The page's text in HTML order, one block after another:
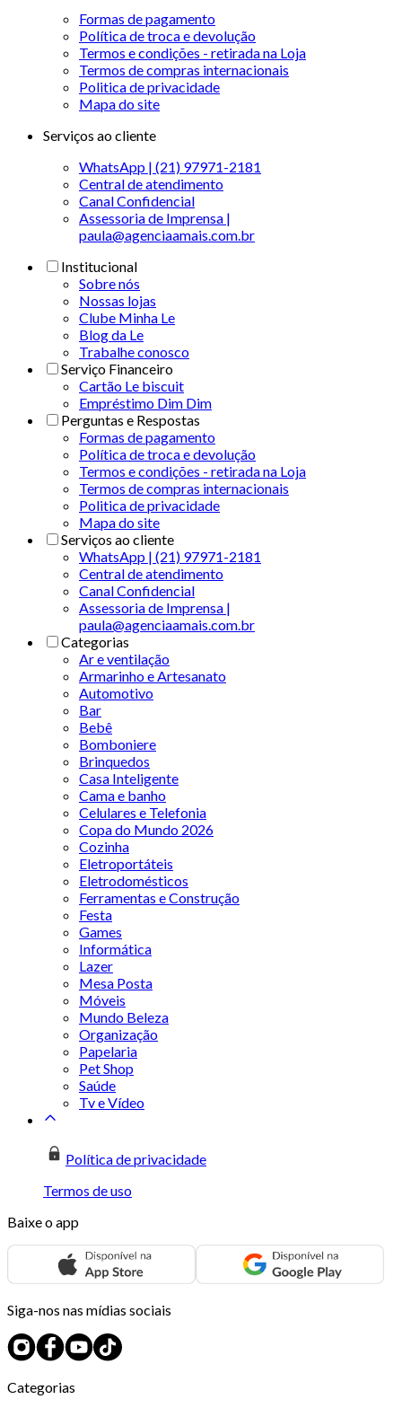
Formas de pagamento
Política de troca e devolução
Termos e condições - retirada na Loja
Termos de compras internacionais
Politica de privacidade
Mapa do site
Serviços ao cliente
WhatsApp | (21) 97971-2181
Central de atendimento
Canal Confidencial
Assessoria de Imprensa |
paula@agenciaamais.com.br
Institucional
Sobre nós
Nossas lojas
Clube Minha Le
Blog da Le
Trabalhe conosco
Serviço Financeiro
Cartão Le biscuit
Empréstimo Dim Dim
Perguntas e Respostas
Formas de pagamento
Política de troca e devolução
Termos e condições - retirada na Loja
Termos de compras internacionais
Politica de privacidade
Mapa do site
Serviços ao cliente
WhatsApp | (21) 97971-2181
Central de atendimento
Canal Confidencial
Assessoria de Imprensa |
paula@agenciaamais.com.br
Categorias
Ar e ventilação
Armarinho e Artesanato
Automotivo
Bar
Bebê
Bomboniere
Brinquedos
Casa Inteligente
Cama e banho
Celulares e Telefonia
Copa do Mundo 2026
Cozinha
Eletroportáteis
Eletrodomésticos
Ferramentas e Construção
Festa
Games
Informática
Lazer
Mesa Posta
Móveis
Mundo Beleza
Organização
Papelaria
Pet Shop
Saúde
Tv e Vídeo
Política de privacidade
Termos de uso
Baixe o app
Siga-nos nas mídias sociais
Categorias